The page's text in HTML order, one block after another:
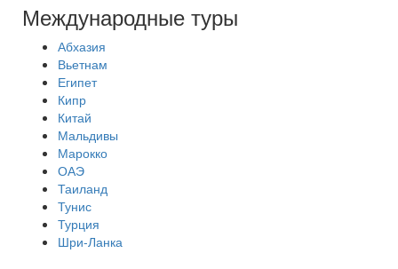
Международные туры
Абхазия
Вьетнам
Египет
Кипр
Китай
Мальдивы
Марокко
ОАЭ
Таиланд
Тунис
Турция
Шри-Ланка